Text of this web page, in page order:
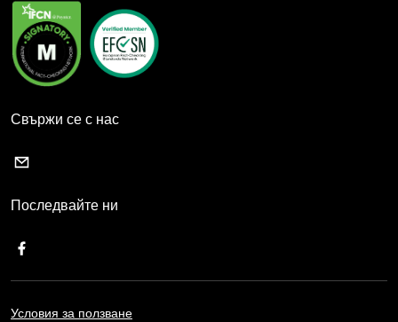
Свържи се с нас
Последвайте ни
Условия за ползване